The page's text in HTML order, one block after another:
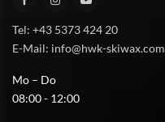
Tel: +43 5373 424 20
E-Mail: info@hwk-skiwax.com
Mo – Do
08:00 - 12:00